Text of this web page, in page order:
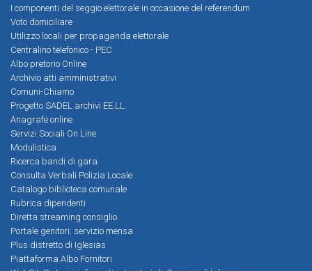
I componenti del seggio elettorale in occasione del referendum
Voto domiciliare
Utilizzo locali per propaganda elettorale
Centralino telefonico - PEC
Albo pretorio Online
Archivio atti amministrativi
Comuni-Chiamo
Progetto SADEL archivi EE.LL.
Anagrafe online
Servizi Sociali On Line
Modulistica
Ricerca bandi di gara
Consulta Verbali Polizia Locale
Catalogo biblioteca comunale
Rubrica dipendenti
Diretta streaming consiglio
Portale genitori: servizio mensa
Plus distretto di Iglesias
Piattaforma Albo Fornitori